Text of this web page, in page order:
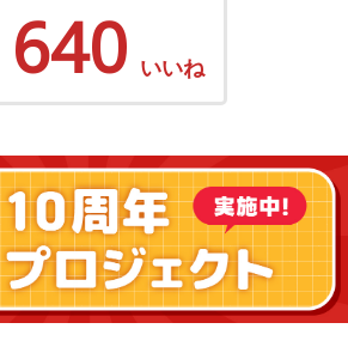
640 いいね